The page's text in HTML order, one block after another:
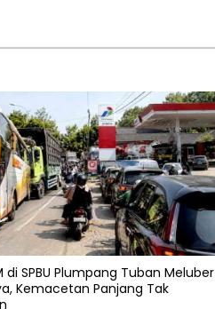
di SPBU Plumpang Tuban Meluber
Kemacetan Panjang Tak